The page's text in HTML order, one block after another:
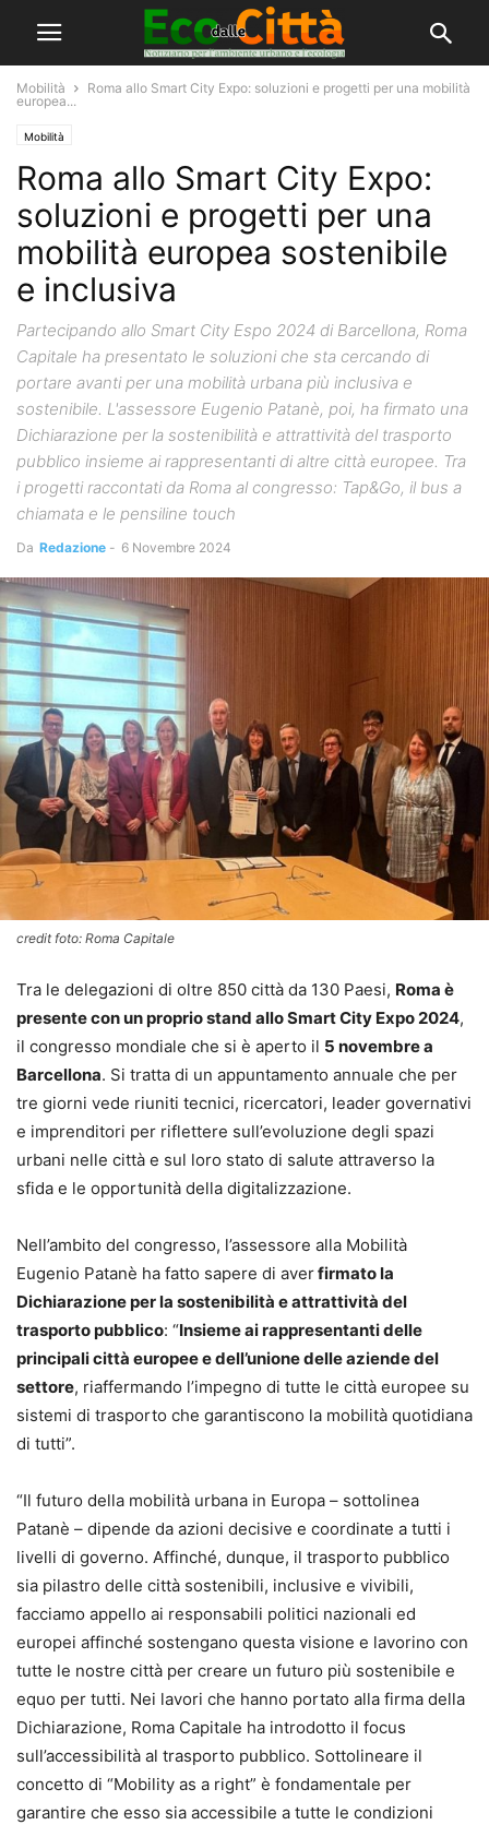
Mobilità
Roma allo Smart City Expo: soluzioni e progetti per una mobilità
europea...
Mobilità
Roma allo Smart City Expo:
soluzioni e progetti per una
mobilità europea sostenibile
e inclusiva
Partecipando allo Smart City Espo 2024 di Barcellona, Roma
Capitale ha presentato le soluzioni che sta cercando di
portare avanti per una mobilità urbana più inclusiva e
sostenibile. L'assessore Eugenio Patanè, poi, ha firmato una
Dichiarazione per la sostenibilità e attrattività del trasporto
pubblico insieme ai rappresentanti di altre città europee. Tra
i progetti raccontati da Roma al congresso: Tap&Go, il bus a
chiamata e le pensiline touch
Da Redazione - 6 Novembre 2024
credit foto: Roma Capitale
Tra le delegazioni di oltre 850 città da 130 Paesi, Roma è
presente con un proprio stand allo Smart City Expo 2024,
il congresso mondiale che si è aperto il 5 novembre a
Barcellona. Si tratta di un appuntamento annuale che per
tre giorni vede riuniti tecnici, ricercatori, leader governativi
e imprenditori per riflettere sull’evoluzione degli spazi
urbani nelle città e sul loro stato di salute attraverso la
sfida e le opportunità della digitalizzazione.
Nell’ambito del congresso, l’assessore alla Mobilità
Eugenio Patanè ha fatto sapere di averfirmato la
Dichiarazione per la sostenibilità e attrattività del
trasporto pubblico: “Insieme ai rappresentanti delle
principali città europee e dell’unione delle aziende del
settore, riaffermando l’impegno di tutte le città europee su
sistemi di trasporto che garantiscono la mobilità quotidiana
di tutti”.
“Il futuro della mobilità urbana in Europa – sottolinea
Patanè – dipende da azioni decisive e coordinate a tutti i
livelli di governo. Affinché, dunque, il trasporto pubblico
sia pilastro delle città sostenibili, inclusive e vivibili,
facciamo appello ai responsabili politici nazionali ed
europei affinché sostengano questa visione e lavorino con
tutte le nostre città per creare un futuro più sostenibile e
equo per tutti. Nei lavori che hanno portato alla firma della
Dichiarazione, Roma Capitale ha introdotto il focus
sull’accessibilità al trasporto pubblico. Sottolineare il
concetto di “Mobility as a right” è fondamentale per
garantire che esso sia accessibile a tutte le condizioni